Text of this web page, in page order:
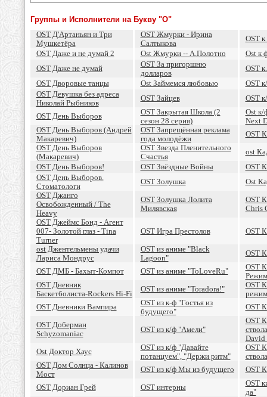
Группы и Исполнители на Букву "O"
OST Д'Артаньян и Три
Мушкетёра
OST Жмурки - Ирина
Салтыкова
OST
OST Даже и не думай 2
Ost Жмурки -- А.Полотно
Ost к
OST Даже не думай
OST За пригоршню
долларов
OST
OST Дворовые танцы
Ost Займемся любовью
OST
OST Девушка без адреса
Николай Рыбников
OST Зайцев
OST
OST День Выборов
OST Закрытая Школа (2
сезон 28 серия)
Ost к/
Next
OST День Выборов (Андрей
Макаревич)
OST Запрещённая реклама
года молодёжи
OST
OST День Выборов
(Макаревич)
OST Звезда Пленительного
Счастья
ost
OST День Выборов!
OST Звёздные Войны
OST
OST День Выборов.
Стоматологи
OST Золушка
Ost
OST Джанго
Освобожденный / The
Heavy
OST Золушка Лолита
Милявская
OST
Chris
OST Джеймс Бонд - Агент
007- Золотой глаз - Tina
Turner
OST Игра Престолов
OST
ost Джентельмены удачи
Лариса Мондрус
OST из аниме "Black
Lagoon"
OST
OST ДМБ - Бахыт-Компот
OST из аниме "ToLoveRu"
OST
OST Дневник
Баскетболиста-Rockers Hi-Fi
OST из аниме "Toradora!"
OST
OST Дневники Вампира
OST из к-ф "Гостья из
будущего"
OST
OST Доберман
Schyzomaniac
OST из к/ф "Амели"
OST
David
Ost Доктор Хаус
OST из к/ф "Давайте
потанцуем", "Держи ритм"
OST
ствола
OST Дом Солнца - Калинов
Мост
OST из к/ф Мы из будущего
OST
OST Дориан Грей
OST интерны
OST
да"